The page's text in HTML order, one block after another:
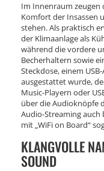
Im Innenraum zeugen
Komfort der Insassen
stehen. Als praktisch
der Klimaanlage als
während die vordere
Becherhaltern sowie
Steckdose, einem
ausgestattet wurde,
Music-Playern oder
über die Audioknöpfe
Audio-Streaming auch
mit „WiFi on Board“
KLANGVOLLE
SOUND